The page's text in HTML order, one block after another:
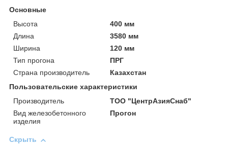
Основные
Высота
400 мм
Длина
3580 мм
Ширина
120 мм
Тип прогона
ПРГ
Страна производитель
Казахстан
Пользовательские характеристики
Производитель
ТОО "ЦентрАзияСнаб"
Вид железобетонного
изделия
Прогон
Скрыть